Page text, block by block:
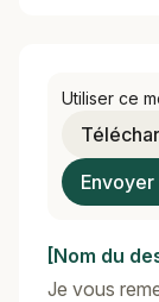
Utiliser ce
[Nom du
Je vous